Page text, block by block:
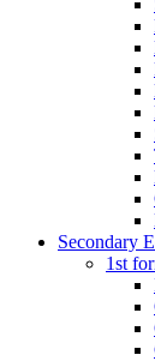
Secondary
1st